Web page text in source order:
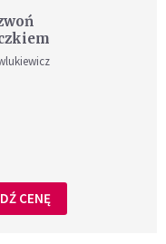
CENĘ